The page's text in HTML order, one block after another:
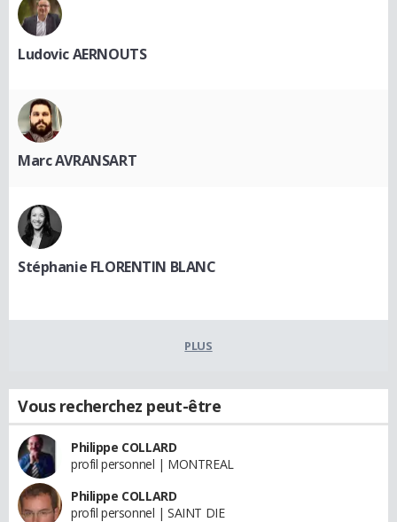
Ludovic AERNOUTS
Marc AVRANSART
Stéphanie FLORENTIN BLANC
PLUS
Vous recherchez peut-être
Philippe COLLARD
profil personnel | MONTREAL
Philippe COLLARD
profil personnel | SAINT DIE